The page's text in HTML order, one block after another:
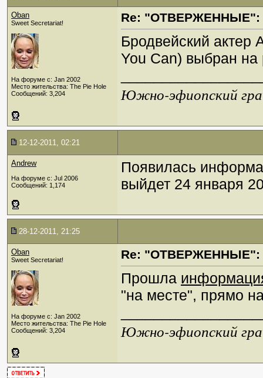
Oban
Sweet Secretariat!
На форуме с: Jan 2002
Место жительства: The Pie Hole
Сообщений: 3,204
Re: "ОТВЕРЖЕННЫЕ":
Бродвейский актер
You Can) выбран
Южно-эфиопский
12-12-2011, 02:21
Andrew
На форуме с: Jul 2006
Сообщений: 1,174
Появилась
выйдет 24 января
28-12-2011, 21:25
Oban
Sweet Secretariat!
На форуме с: Jan 2002
Место жительства: The Pie Hole
Сообщений: 3,204
Re: "ОТВЕРЖЕННЫЕ":
Прошла
"на месте", прямо
Южно-эфиопский